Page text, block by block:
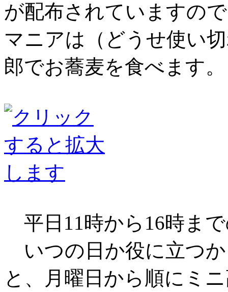
が配布されていますの
マニアは（どうせ使い
郎でお蕎麦を食べます。
平日11時から16時ま
いつの日か役に立つ
と、月曜日から順にミ